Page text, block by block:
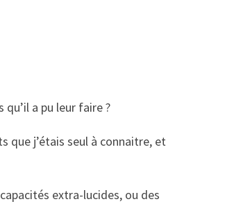
a pu leur faire ?
que j’étais seul à connaitre, et
extra-lucides, ou des